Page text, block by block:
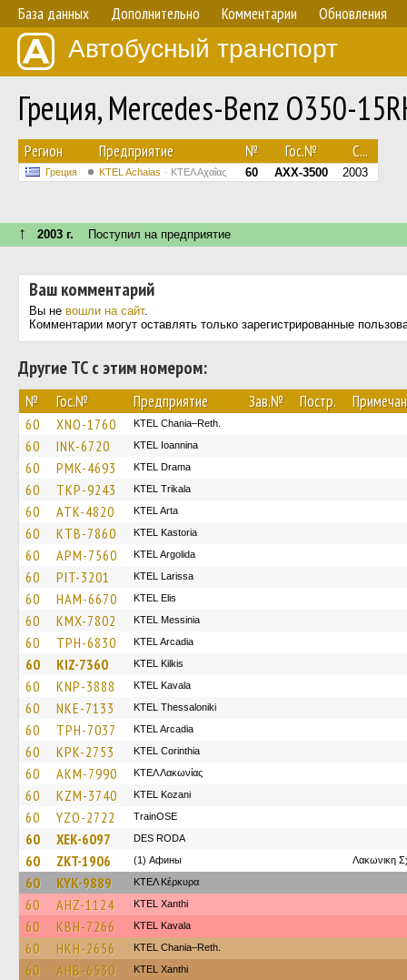
База данных Дополнительно Комментарии Обновления
Автобусный транспорт
Греция, Mercedes-Benz O350-
Регион Предприятие № Гос.№ С...
Греция KTEL Achaias ΚΤΕΛ Αχαΐας 60 AXX-3500 2003
↑ 2003 г. Поступил на предприятие
Ваш комментарий
Вы не вошли на сайт.
Комментарии могут оставлять только зарегистрированные
Другие ТС с этим номером:
№ Гос.№ Предприятие Зав.№ Постр.
60 XNO-1760 KTEL Chania–Reth.
60 INK-6720 KTEL Ioannina
60 PMK-4693 KTEL Drama
60 TKP-9243 ΚΤΕL Τrikala
60 ATK-4820 KTEL Arta
60 KTB-7860 KTEL Kastoria
60 APM-7560 KTEL Argolida
60 PIT-3201 KTEL Larissa
60 HAM-6670 KTEL Elis
60 KMX-7802 KTEL Messinia
60 TPH-6830 KTEL Arcadia
60 KIZ-7360 KTEL Kilkis
60 KNP-3888 KTEL Kavala
60 NKE-7133 KTEL Thessaloniki
60 TPH-7037 KTEL Arcadia
60 KPK-2753 KTEL Corinthia
60 AKM-7990 ΚΤΕΛ Λακωνίας
60 KZM-3740 ΚΤΕL Kozani
60 YZO-2722 TrainΟSE
60 XEK-6097 DES RODA
60 ZKT-1906 (1) Афины Λακωνικη
60 KYK-9889 ΚΤΕΛ Κέρκυρα
60 AHZ-1124 KTEL Xanthi
60 KBH-7266 KTEL Kavala
60 HKH-2656 KTEL Chania–Reth.
60 AHB-6530 KTEL Xanthi